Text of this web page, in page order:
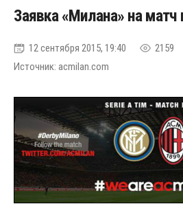
Заявка «Милана» на матч
12 сентября 2015, 19:40
2159
Источник: acmilan.com